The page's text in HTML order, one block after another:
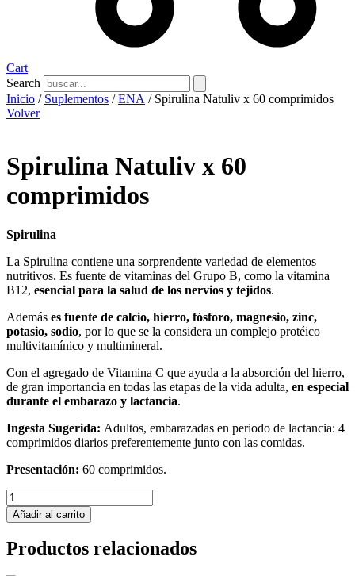
Cart
Search
Inicio / Suplementos /ENA / Spirulina Natuliv x 60 comprimidos
Volver
Spirulina Natuliv x 60
comprimidos
Spirulina
La Spirulina contiene una sorprendente variedad de elementos
nutritivos. Es fuente de vitaminas del Grupo B, como la vitamina
B12, esencial para la salud de los nervios y tejidos.
Además es fuente de calcio, hierro, fósforo, magnesio, zinc,
potasio, sodio, por lo que se la considera un complejo protéico
multivitamínico y multimineral.
Con el agregado de Vitamina C que ayuda a la absorción del hierro,
de gran importancia en todas las etapas de la vida adulta, en especial
durante el embarazo y lactancia.
Ingesta Sugerida: Adultos, embarazadas en periodo de lactancia: 4
comprimidos diarios preferentemente junto con las comidas.
Presentación: 60 comprimidos.
Spirulina
Natuliv
x
comprimidos
Añadir al carrito
Productos relacionados